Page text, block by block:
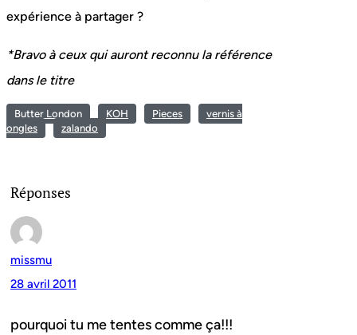
expérience à partager ?
*Bravo à ceux qui auront reconnu la référence
dans le titre
Butter London KOH Pieces
vernis à
ongles
zalando
Réponses
missmu
28 avril 2011
pourquoi tu me tentes comme ça!!!